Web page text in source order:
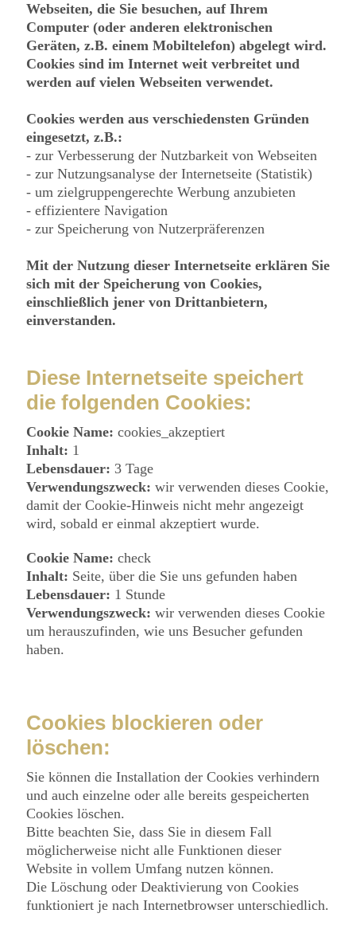
Webseiten, die Sie besuchen, auf Ihrem
Computer (oder anderen elektronischen
Geräten, z.B. einem Mobiltelefon) abgelegt wird.
Cookies sind im Internet weit verbreitet und
werden auf vielen Webseiten verwendet.
Cookies werden aus verschiedensten Gründen
eingesetzt, z.B.:
- zur Verbesserung der Nutzbarkeit von Webseiten
- zur Nutzungsanalyse der Internetseite (Statistik)
- um zielgruppengerechte Werbung anzubieten
- effizientere Navigation
- zur Speicherung von Nutzerpräferenzen
Mit der Nutzung dieser Internetseite erklären Sie
sich mit der Speicherung von Cookies,
einschließlich jener von Drittanbietern,
einverstanden.
Diese Internetseite speichert
die folgenden Cookies:
Cookie Name: cookies_akzeptiert
Inhalt: 1
Lebensdauer: 3 Tage
Verwendungszweck: wir verwenden dieses Cookie,
damit der Cookie-Hinweis nicht mehr angezeigt
wird, sobald er einmal akzeptiert wurde.
Cookie Name: check
Inhalt: Seite, über die Sie uns gefunden haben
Lebensdauer: 1 Stunde
Verwendungszweck: wir verwenden dieses Cookie
um herauszufinden, wie uns Besucher gefunden
haben.
Cookies blockieren oder
löschen:
Sie können die Installation der Cookies verhindern
und auch einzelne oder alle bereits gespeicherten
Cookies löschen.
Bitte beachten Sie, dass Sie in diesem Fall
möglicherweise nicht alle Funktionen dieser
Website in vollem Umfang nutzen können.
Die Löschung oder Deaktivierung von Cookies
funktioniert je nach Internetbrowser unterschiedlich.